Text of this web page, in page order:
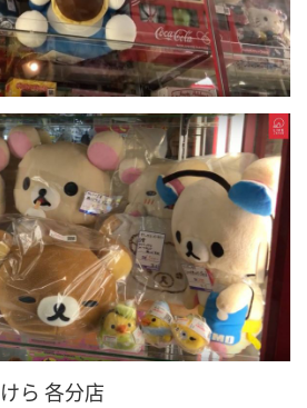
ら 各分店